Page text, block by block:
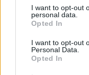
not limited to your
grant or deny
use your data for
consent section.
I want to opt-out
personal data.
Opted In
I want to opt-out
Personal Data.
Opted In
Óriási bevétel-